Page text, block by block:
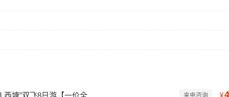
西塘”双飞8日游【一价全 来电咨询 ¥